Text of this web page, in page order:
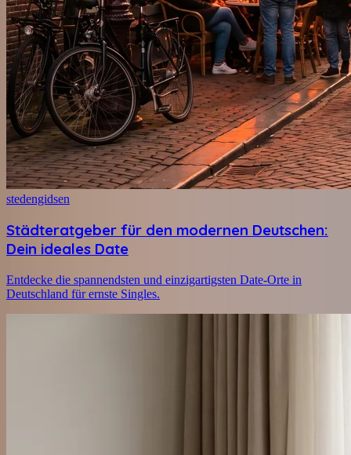
stedengidsen
Städteratgeber für den modernen Deutschen:
Dein ideales Date
Entdecke die spannendsten und einzigartigsten Date-Orte in
Deutschland für ernste Singles.